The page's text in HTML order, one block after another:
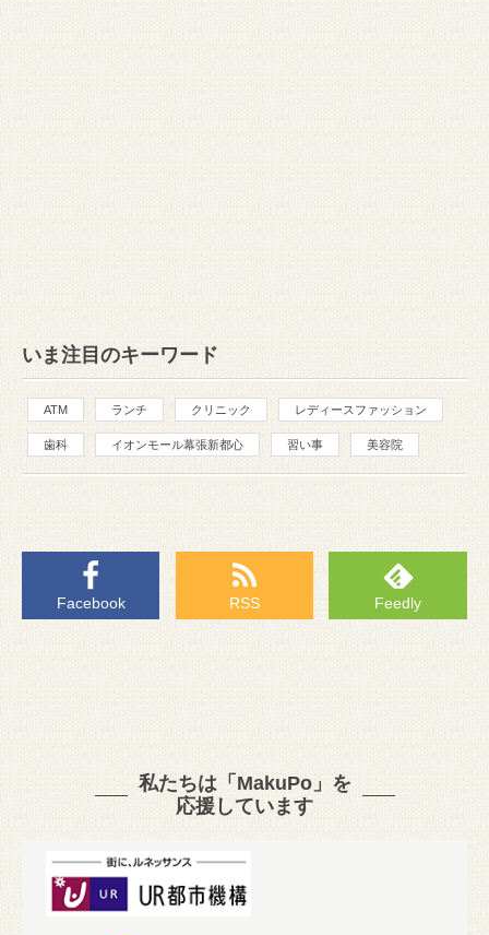
いま注目のキーワード
ATM ランチ クリニック レディースファッション
歯科 イオンモール幕張新都心 習い事 美容院
Facebook RSS Feedly
私たちは「MakuPo」を
応援しています